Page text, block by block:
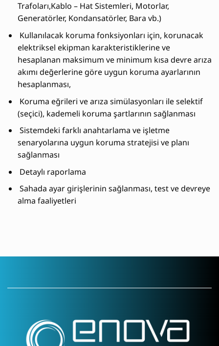
Trafoları,Kablo – Hat Sistemleri, Motorlar,
Generatörler, Kondansatörler, Bara vb.)
Kullanılacak koruma fonksiyonları için, korunacak
elektriksel ekipman karakteristiklerine ve
hesaplanan maksimum ve minimum kısa devre arıza
akımı değerlerine göre uygun koruma ayarlarının
hesaplanması,
Koruma eğrileri ve arıza simülasyonları ile selektif
(seçici), kademeli koruma şartlarının sağlanması
Sistemdeki farklı anahtarlama ve işletme
senaryolarına uygun koruma stratejisi ve planı
sağlanması
Detaylı raporlama
Sahada ayar girişlerinin sağlanması, test ve devreye
alma faaliyetleri